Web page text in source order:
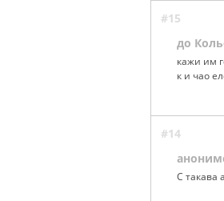
#15
до
кажи им
к и чао
#14
С такава